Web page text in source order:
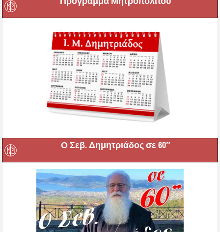
Ο Σεβ. Δημητριάδος σε 60″